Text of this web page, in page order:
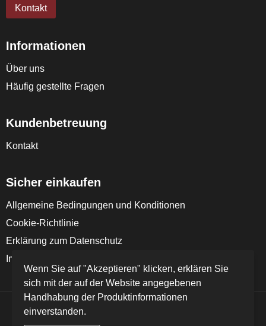
Kontakt
Informationen
Über uns
Häufig gestellte Fragen
Kundenbetreuung
Kontakt
Sicher einkaufen
Allgemeine Bedingungen und Konditionen
Cookie-Richtlinie
Erklärung zum Datenschutz
Impressum
© Copyright FD Textil GmbH & Co. KG 2024
Wenn Sie auf "Akzeptieren" klicken, erklären Sie
sich mit der auf der Website angegebenen
Handhabung der Produktinformationen
einverstanden.